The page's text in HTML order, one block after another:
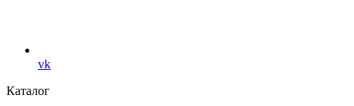
vk
Каталог